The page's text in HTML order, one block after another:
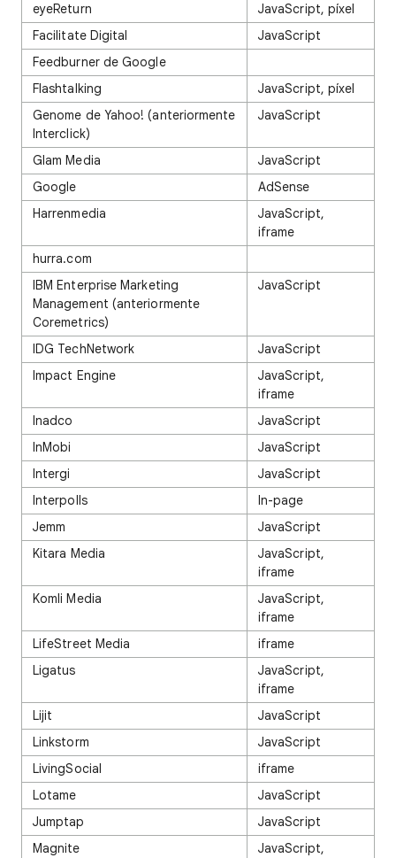
eyeReturn
JavaScript, píxel
Facilitate Digital
JavaScript
Feedburner de Google
Flashtalking
JavaScript, píxel
Genome de Yahoo! (anteriormente
Interclick)
JavaScript
Glam Media
JavaScript
Google
AdSense
Harrenmedia
JavaScript,
iframe
hurra.com
IBM Enterprise Marketing
Management (anteriormente
Coremetrics)
JavaScript
IDG TechNetwork
JavaScript
Impact Engine
JavaScript,
iframe
Inadco
JavaScript
InMobi
JavaScript
Intergi
JavaScript
Interpolls
In-page
Jemm
JavaScript
Kitara Media
JavaScript,
iframe
Komli Media
JavaScript,
iframe
LifeStreet Media
iframe
Ligatus
JavaScript,
iframe
Lijit
JavaScript
Linkstorm
JavaScript
LivingSocial
iframe
Lotame
JavaScript
Jumptap
JavaScript
Magnite
JavaScript,